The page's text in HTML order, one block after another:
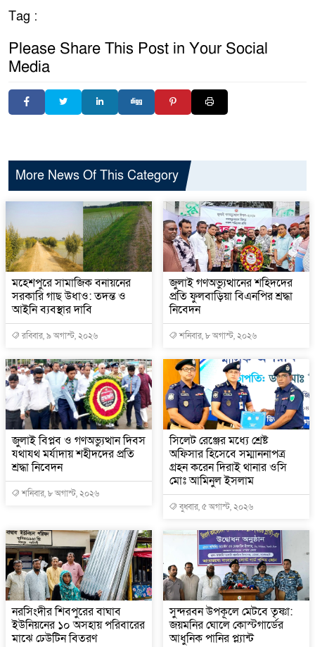
Tag :
Please Share This Post in Your Social
Media
More News Of This Category
মহেশপুরে সামাজিক বনায়নের
সরকারি গাছ উধাও: তদন্ত ও
আইনি ব্যবস্থার দাবি
রবিবার, ৯ অগাস্ট, ২০২৬
জুলাই গণঅভ্যুত্থানের শহিদদের
প্রতি ফুলবাড়িয়া বিএনপির শ্রদ্ধা
নিবেদন
শনিবার, ৮ অগাস্ট, ২০২৬
জুলাই বিপ্লব ও গণঅভ্যুত্থান দিবস
যথাযথ মর্যাদায় শহীদদের প্রতি
শ্রদ্ধা নিবেদন
শনিবার, ৮ অগাস্ট, ২০২৬
সিলেট রেঞ্জের মধ্যে শ্রেষ্ট
অফিসার হিসেবে সম্মাননাপত্র
গ্রহন করেন দিরাই থানার ওসি
মোঃ আমিনুল ইসলাম
বুধবার, ৫ অগাস্ট, ২০২৬
নরসিংদীর শিবপুরের বাঘাব
ইউনিয়নের ১০ অসহায় পরিবারের
মাঝে ঢেউটিন বিতরণ
সুন্দরবন উপকূলে মেটবে তৃষ্ণা:
জয়মনির ঘোলে কোস্টগার্ডের
আধুনিক পানির প্ল্যান্ট